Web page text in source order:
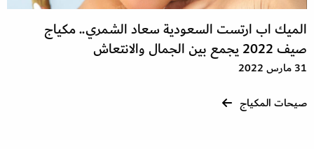
الميك اب ارتست السعودية سعاد الشمري.. مكياج
صيف 2022 يجمع بين الجمال والانتعاش
31 مارس 2022
صيحات المكياج